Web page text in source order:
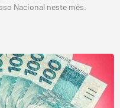
Nacional neste mês.